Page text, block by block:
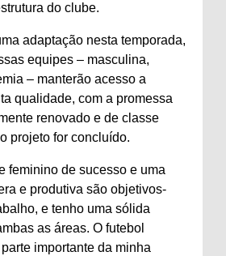
do clube.
adaptação nesta temporada,
equipes – masculina,
– manterão acesso a
qualidade, com a promessa
renovado e de classe
projeto for concluído.
feminino de sucesso e uma
e produtiva são objetivos-
e tenho uma sólida
as áreas. O futebol
importante da minha